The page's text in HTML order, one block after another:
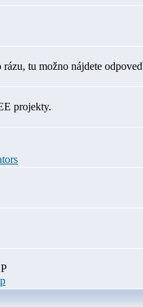
tu možno nájdete odpoveď
projekty.